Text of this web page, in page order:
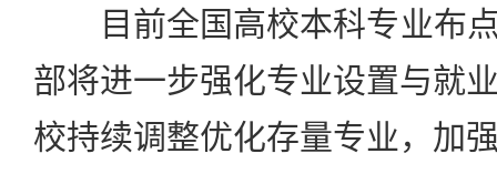
目前全国高校本科专业布点
部将进一步强化专业设置与就
校持续调整优化存量专业，加